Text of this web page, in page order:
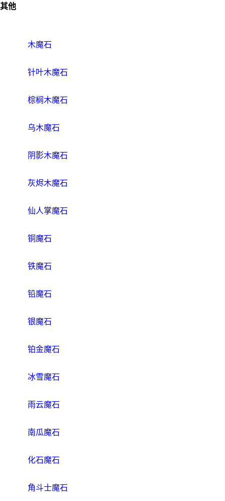
其他
木魔石
针叶木魔石
棕榈木魔石
乌木魔石
阴影木魔石
灰烬木魔石
仙人掌魔石
铜魔石
铁魔石
铅魔石
银魔石
铂金魔石
冰雪魔石
雨云魔石
南瓜魔石
化石魔石
角斗士魔石